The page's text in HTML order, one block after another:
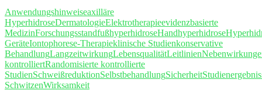
Anwendungshinweiseaxilläre
HyperhidroseDermatologieElektrotherapieevidenzbasierte
MedizinForschungsstandfußhyperhidroseHandhyperhidrose
GeräteIontophorese-Therapieklinische Studienkonservative
BehandlungLangzeitwirkungLebensqualitätLeitlinien
kontrolliertRandomisierte kontrollierte
StudienSchweißreduktionSelbstbehandlungSicherheit
SchwitzenWirksamkeit